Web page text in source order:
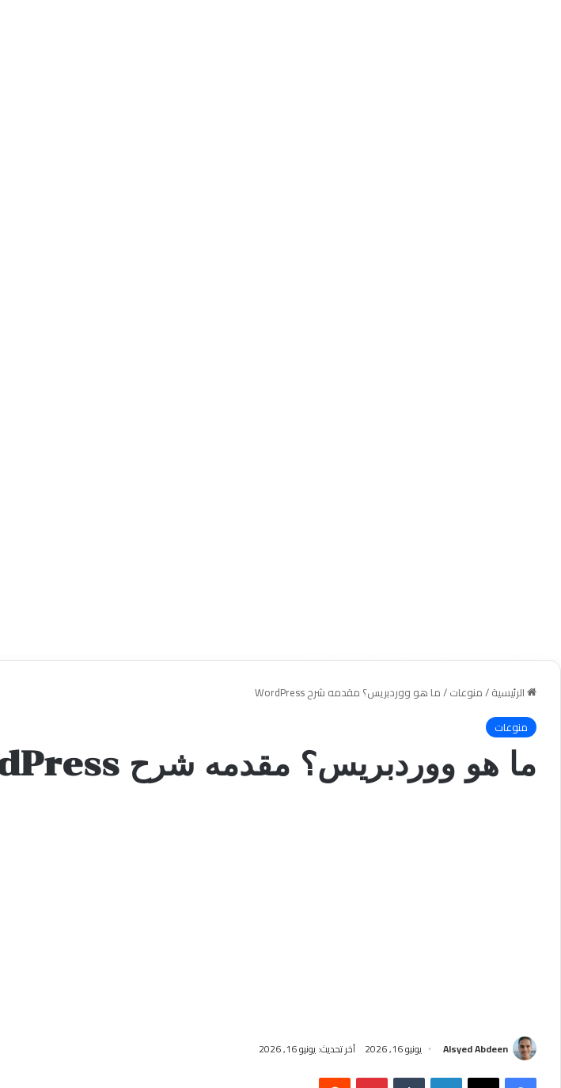
الرئيسية/منوعات/ما هو ووردبريس؟ مقدمه شرح WordPress
منوعات
ما هو ووردبريس؟ مقدمه شرح WordPress
Alsyed Abdeen يونيو 16, 2026 آخر تحديث: يونيو 16, 2026
فيسبوك لينكدإن بينتيريست